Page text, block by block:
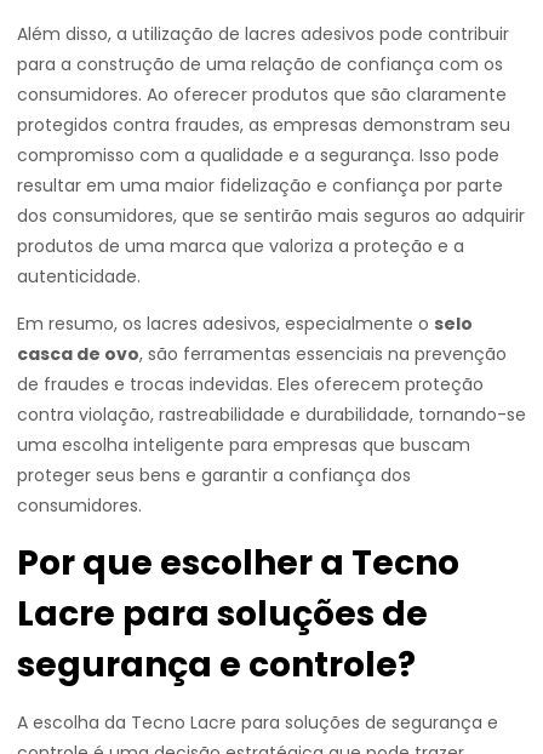
Além disso, a utilização de lacres adesivos pode contribuir
para a construção de uma relação de confiança com os
consumidores. Ao oferecer produtos que são claramente
protegidos contra fraudes, as empresas demonstram seu
compromisso com a qualidade e a segurança. Isso pode
resultar em uma maior fidelização e confiança por parte
dos consumidores, que se sentirão mais seguros ao adquirir
produtos de uma marca que valoriza a proteção e a
autenticidade.
Em resumo, os lacres adesivos, especialmente o selo
casca de ovo, são ferramentas essenciais na prevenção
de fraudes e trocas indevidas. Eles oferecem proteção
contra violação, rastreabilidade e durabilidade, tornando-se
uma escolha inteligente para empresas que buscam
proteger seus bens e garantir a confiança dos
consumidores.
Por que escolher a Tecno
Lacre para soluções de
segurança e controle?
A escolha da Tecno Lacre para soluções de segurança e